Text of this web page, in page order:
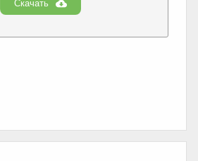
Скачать